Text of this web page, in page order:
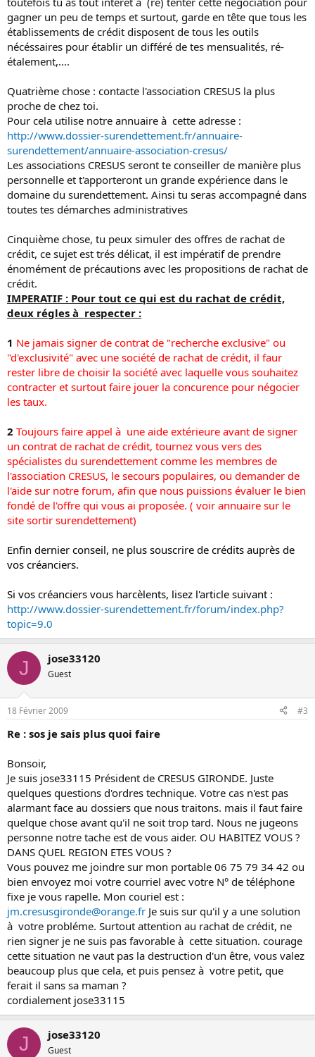
gagner un peu de temps et surtout, garde en tête que tous les
établissements de crédit disposent de tous les outils
nécéssaires pour établir un différé de tes mensualités, ré-
étalement,....
Quatrième chose : contacte l'association CRESUS la plus
proche de chez toi.
Pour cela utilise notre annuaire à cette adresse :
http://www.dossier-surendettement.fr/annuaire-
surendettement/annuaire-association-cresus/
Les associations CRESUS seront te conseiller de manière plus
personnelle et t'apporteront un grande expérience dans le
domaine du surendettement. Ainsi tu seras accompagné dans
toutes tes démarches administratives
Cinquième chose, tu peux simuler des offres de rachat de
crédit, ce sujet est trés délicat, il est impératif de prendre
énomément de précautions avec les propositions de rachat de
crédit.
IMPERATIF : Pour tout ce qui est du rachat de crédit,
deux régles à respecter :
1 Ne jamais signer de contrat de "recherche exclusive" ou
"d'exclusivité" avec une société de rachat de crédit, il faur
rester libre de choisir la société avec laquelle vous souhaitez
contracter et surtout faire jouer la concurence pour négocier
les taux.
2 Toujours faire appel à une aide extérieure avant de signer
un contrat de rachat de crédit, tournez vous vers des
spécialistes du surendettement comme les membres de
l'association CRESUS, le secours populaires, ou demander de
l'aide sur notre forum, afin que nous puissions évaluer le bien
fondé de l'offre qui vous ai proposée. ( voir annuaire sur le
site sortir surendettement)
Enfin dernier conseil, ne plus souscrire de crédits auprès de
vos créanciers.
Si vos créanciers vous harcèlents, lisez l'article suivant :
http://www.dossier-surendettement.fr/forum/index.php?
topic=9.0
J jose33120
Guest
18 Février 2009 #3
Re : sos je sais plus quoi faire
Bonsoir,
Je suis jose33115 Président de CRESUS GIRONDE. Juste
quelques questions d'ordres technique. Votre cas n'est pas
alarmant face au dossiers que nous traitons. mais il faut faire
quelque chose avant qu'il ne soit trop tard. Nous ne jugeons
personne notre tache est de vous aider. OU HABITEZ VOUS ?
DANS QUEL REGION ETES VOUS ?
Vous pouvez me joindre sur mon portable 06 75 79 34 42 ou
bien envoyez moi votre courriel avec votre N° de téléphone
fixe je vous rapelle. Mon couriel est :
jm.cresusgironde@orange.fr Je suis sur qu'il y a une solution
à votre probléme. Surtout attention au rachat de crédit, ne
rien signer je ne suis pas favorable à cette situation. courage
cette situation ne vaut pas la destruction d'un être, vous valez
beaucoup plus que cela, et puis pensez à votre petit, que
ferait il sans sa maman ?
cordialement jose33115
J jose33120
Guest